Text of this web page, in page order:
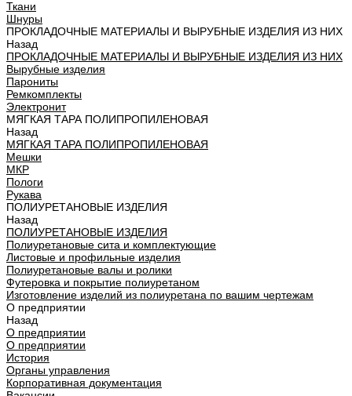
Ткани
Шнуры
ПРОКЛАДОЧНЫЕ МАТЕРИАЛЫ И ВЫРУБНЫЕ ИЗДЕЛИЯ ИЗ НИХ
Назад
ПРОКЛАДОЧНЫЕ МАТЕРИАЛЫ И ВЫРУБНЫЕ ИЗДЕЛИЯ ИЗ НИХ
Вырубные изделия
Парониты
Ремкомплекты
Электронит
МЯГКАЯ ТАРА ПОЛИПРОПИЛЕНОВАЯ
Назад
МЯГКАЯ ТАРА ПОЛИПРОПИЛЕНОВАЯ
Мешки
МКР
Пологи
Рукава
ПОЛИУРЕТАНОВЫЕ ИЗДЕЛИЯ
Назад
ПОЛИУРЕТАНОВЫЕ ИЗДЕЛИЯ
Полиуретановые сита и комплектующие
Листовые и профильные изделия
Полиуретановые валы и ролики
Футеровка и покрытие полиуретаном
Изготовление изделий из полиуретана по вашим чертежам
О предприятии
Назад
О предприятии
О предприятии
История
Органы управления
Корпоративная документация